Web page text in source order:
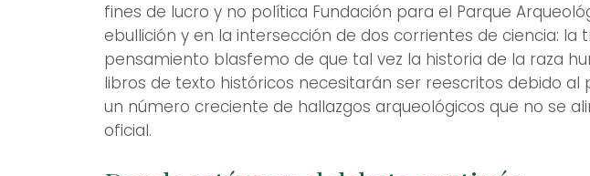
fines de lucro y no política Fundación para el Parque
ebullición y en la intersección de dos corrientes de ciencia: la
pensamiento blasfemo de que tal vez la historia de la raza
libros de texto históricos necesitarán ser reescritos debido al
un número creciente de hallazgos arqueológicos que no se
oficial.